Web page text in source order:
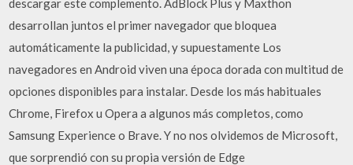
descargar este complemento. AdBlock Plus y Maxthon
desarrollan juntos el primer navegador que bloquea
automáticamente la publicidad, y supuestamente Los
navegadores en Android viven una época dorada con multitud de
opciones disponibles para instalar. Desde los más habituales
Chrome, Firefox u Opera a algunos más completos, como
Samsung Experience o Brave. Y no nos olvidemos de Microsoft,
que sorprendió con su propia versión de Edge